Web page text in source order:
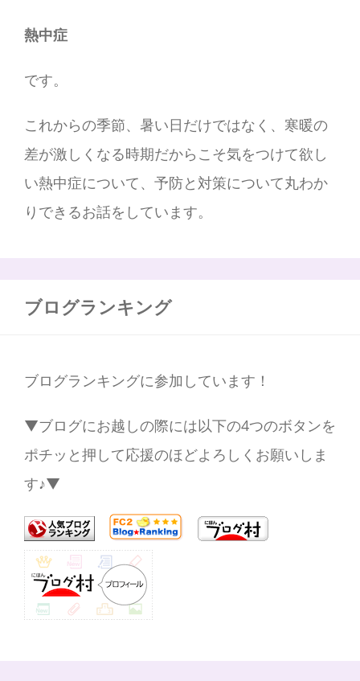
熱中症
です。
これからの季節、暑い日だけではなく、寒暖の
差が激しくなる時期だからこそ気をつけて欲し
い熱中症について、予防と対策について丸わか
りできるお話をしています。
ブログランキング
ブログランキングに参加しています！
▼ブログにお越しの際には以下の4つのボタンを
ポチッと押して応援のほどよろしくお願いしま
す♪▼